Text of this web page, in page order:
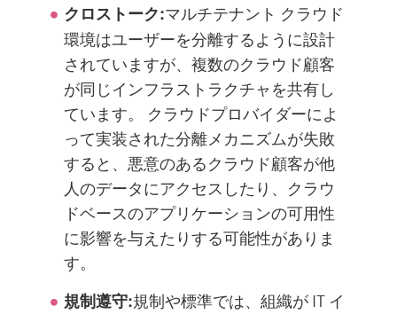
クロストーク:マルチテナント クラウド
環境はユーザーを分離するように設計
されていますが、複数のクラウド顧客
が同じインフラストラクチャを共有し
ています。 クラウドプロバイダーによ
って実装された分離メカニズムが失敗
すると、悪意のあるクラウド顧客が他
人のデータにアクセスしたり、クラウ
ドベースのアプリケーションの可用性
に影響を与えたりする可能性がありま
す。
規制遵守:規制や標準では、組織が IT イ